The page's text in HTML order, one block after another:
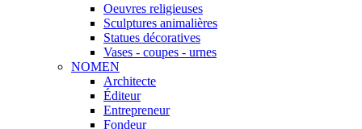
Oeuvres religieuses
Sculptures animalières
Statues décoratives
Vases - coupes - urnes
NOMEN
Architecte
Éditeur
Entrepreneur
Fondeur